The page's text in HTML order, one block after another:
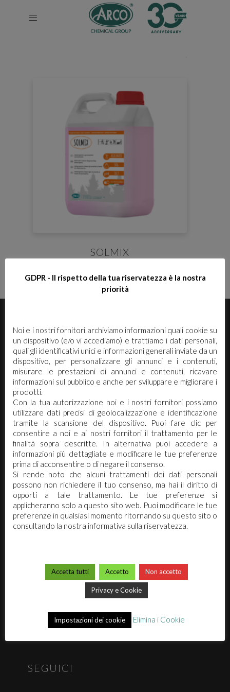
SOLMIX
Arco Chimica s.r.l. Via Canalazzo 22/24 -
41036 Medolla (Mo)
Tel. 0535.58890 - 0535.731430
Fax 0535 58898
PIVA 02173740362 / REA:270942
info@arcochimica.it
ARCO CHIMICA
SEGUICI
GDPR - Il rispetto della tua riservatezza è la nostra
priorità
Noi e i nostri fornitori archiviamo informazioni quali cookie su
un dispositivo (e/o vi accediamo) e trattiamo i dati personali,
quali gli identificativi unici e informazioni generali inviate da un
dispositivo, per personalizzare gli annunci e i contenuti,
misurare le prestazioni di annunci e contenuti, ricavare
informazioni sul pubblico e anche per sviluppare e migliorare i
prodotti.
Con la tua autorizzazione noi e i nostri fornitori possiamo
utilizzare dati precisi di geolocalizzazione e identificazione
tramite la scansione del dispositivo. Puoi fare clic per
consentire a noi e ai nostri fornitori il trattamento per le
finalità sopra descritte. In alternativa puoi accedere a
informazioni più dettagliate e modificare le tue preferenze
prima di acconsentire o di negare il consenso.
Si rende noto che alcuni trattamenti dei dati personali
possono non richiedere il tuo consenso, ma hai il diritto di
opporti a tale trattamento. Le tue preferenze si
applicheranno solo a questo sito web. Puoi modificare le tue
preferenze in qualsiasi momento ritornando su questo sito o
consultando la nostra informativa sulla riservatezza.
Accetta tutti Accetto Non accetto
Privacy e Cookie
Impostazioni dei cookie Elimina i Cookie
Per scaricare le schede di sicurezza e le schede tecniche è
necessario accedere al portale. Se ancora non hai un
account puoi effettuare la registrazione del tuo profilo e
ottenere le credenziali di accesso.
ACCEDI O REGISTRATI